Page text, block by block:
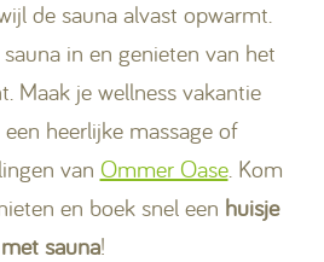
de sauna alvast opwarmt.
in en genieten van het
Maak je wellness vakantie
heerlijke massage of
van Ommer Oase. Kom
en boek snel een huisje
met sauna!